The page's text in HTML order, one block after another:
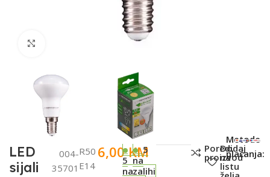
LED
sijali
004-
35701
R50
E14
6,00KM
5
na
5
na
zalihi
Poredi
proizvod
Dodaj
na
listu
Metode
plaćanja: